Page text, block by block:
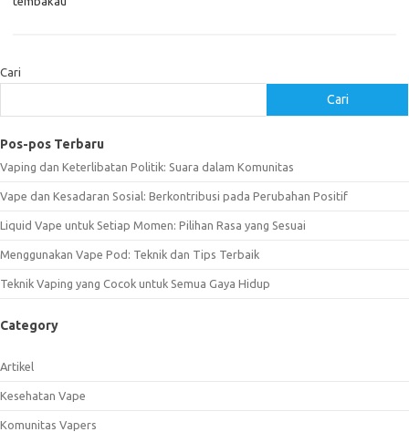
Cari
Cari
Pos-pos Terbaru
Vaping dan Keterlibatan Politik: Suara dalam Komunitas
Vape dan Kesadaran Sosial: Berkontribusi pada Perubahan Positif
Liquid Vape untuk Setiap Momen: Pilihan Rasa yang Sesuai
Menggunakan Vape Pod: Teknik dan Tips Terbaik
Teknik Vaping yang Cocok untuk Semua Gaya Hidup
Category
Artikel
Kesehatan Vape
Komunitas Vapers